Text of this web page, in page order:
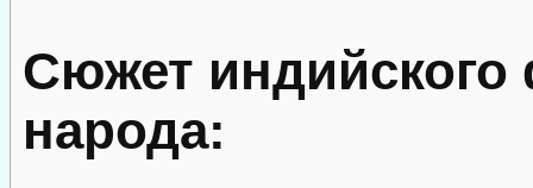
Сюжет
народа: